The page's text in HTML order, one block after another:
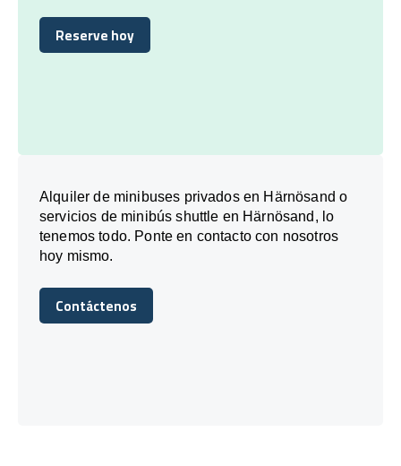
Reserve hoy
Reserve hoy
Alquiler de minibuses privados en Härnösand o
servicios de minibús shuttle en Härnösand, lo
tenemos todo. Ponte en contacto con nosotros
hoy mismo.
Contáctenos
Contáctenos